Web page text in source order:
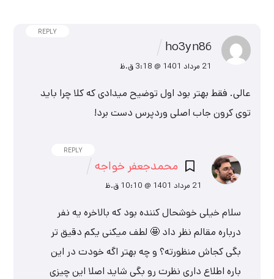
ho3yn86
21 مرداد 1401 @ 3:18 ق.ظ
عالی. فقط بهتر بود اول توضیح میدادی که کلا چرا باید
توی کرون جاب اصلی وردپرس دست برد!
REPLY
محمدجعفر خواجه
21 مرداد 1401 @ 10:10 ق.ظ
سلام خیلی خوشحال کننده بود که بالاخره یه نفر
درباره مقالم نظر داد 🤩 لطف میکنی یکم دقیق تر
بگی کجاش منظورته؟ و چه بهتر اگه خودت در این
باره اطلاع داری نظرت رو بگی شاید اصلا این چیزی
REPLY